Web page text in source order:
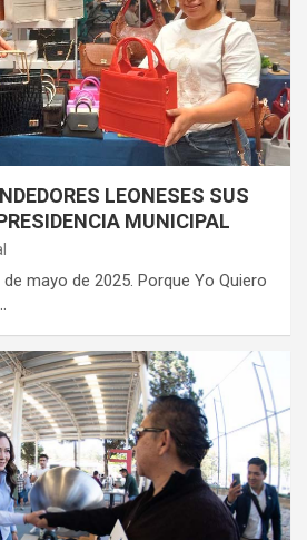
LEONESES SUS
MUNICIPAL
mayo de 2025. Porque Yo Quiero